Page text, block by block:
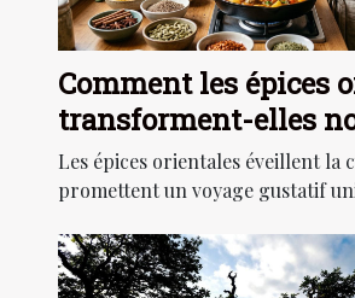
Comment les épices
transforment-elles
Les épices orientales éveillent la
promettent un voyage gustatif